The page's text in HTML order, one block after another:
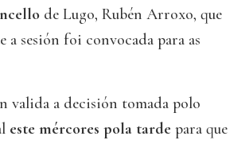
de Lugo, Rubén Arroxo, que
a sesión foi convocada para as
valida a decisión tomada polo
este mércores pola tarde para que